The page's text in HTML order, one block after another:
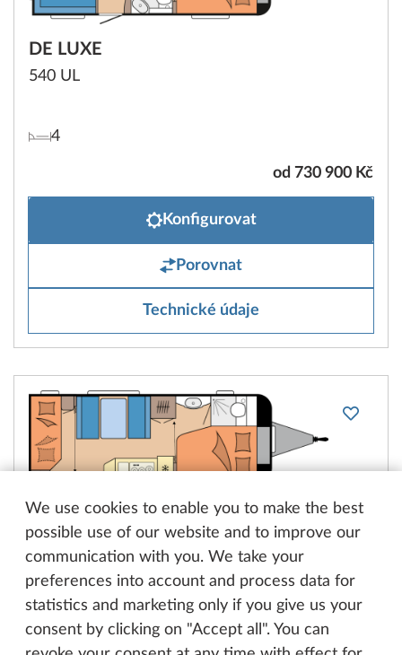
We use cookies to enable you to make the best
possible use of our website and to improve our
communication with you. We take your
preferences into account and process data for
statistics and marketing only if you give us your
consent by clicking on "Accept all". You can
DE LUXE
540 UL
4
od 730 900 Kč
Konfigurovat
Porovnat
Technické údaje
DE LUXE
3 2